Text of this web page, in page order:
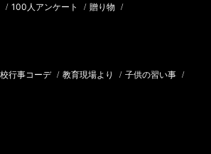
/ 100人アンケート / 贈り物 /
行事コーデ / 教育現場より / 子供の習い事 /